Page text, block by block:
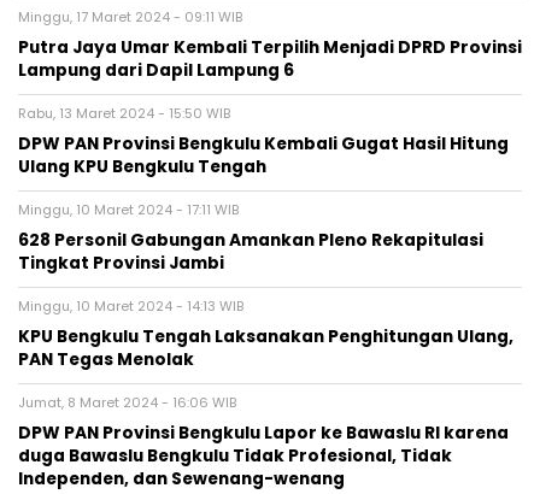
Minggu, 17 Maret 2024 - 09:11 WIB
Putra Jaya Umar Kembali Terpilih Menjadi DPRD Provinsi
Lampung dari Dapil Lampung 6
Rabu, 13 Maret 2024 - 15:50 WIB
DPW PAN Provinsi Bengkulu Kembali Gugat Hasil Hitung
Ulang KPU Bengkulu Tengah
Minggu, 10 Maret 2024 - 17:11 WIB
628 Personil Gabungan Amankan Pleno Rekapitulasi
Tingkat Provinsi Jambi
Minggu, 10 Maret 2024 - 14:13 WIB
KPU Bengkulu Tengah Laksanakan Penghitungan Ulang,
PAN Tegas Menolak
Jumat, 8 Maret 2024 - 16:06 WIB
DPW PAN Provinsi Bengkulu Lapor ke Bawaslu RI karena
duga Bawaslu Bengkulu Tidak Profesional, Tidak
Independen, dan Sewenang-wenang